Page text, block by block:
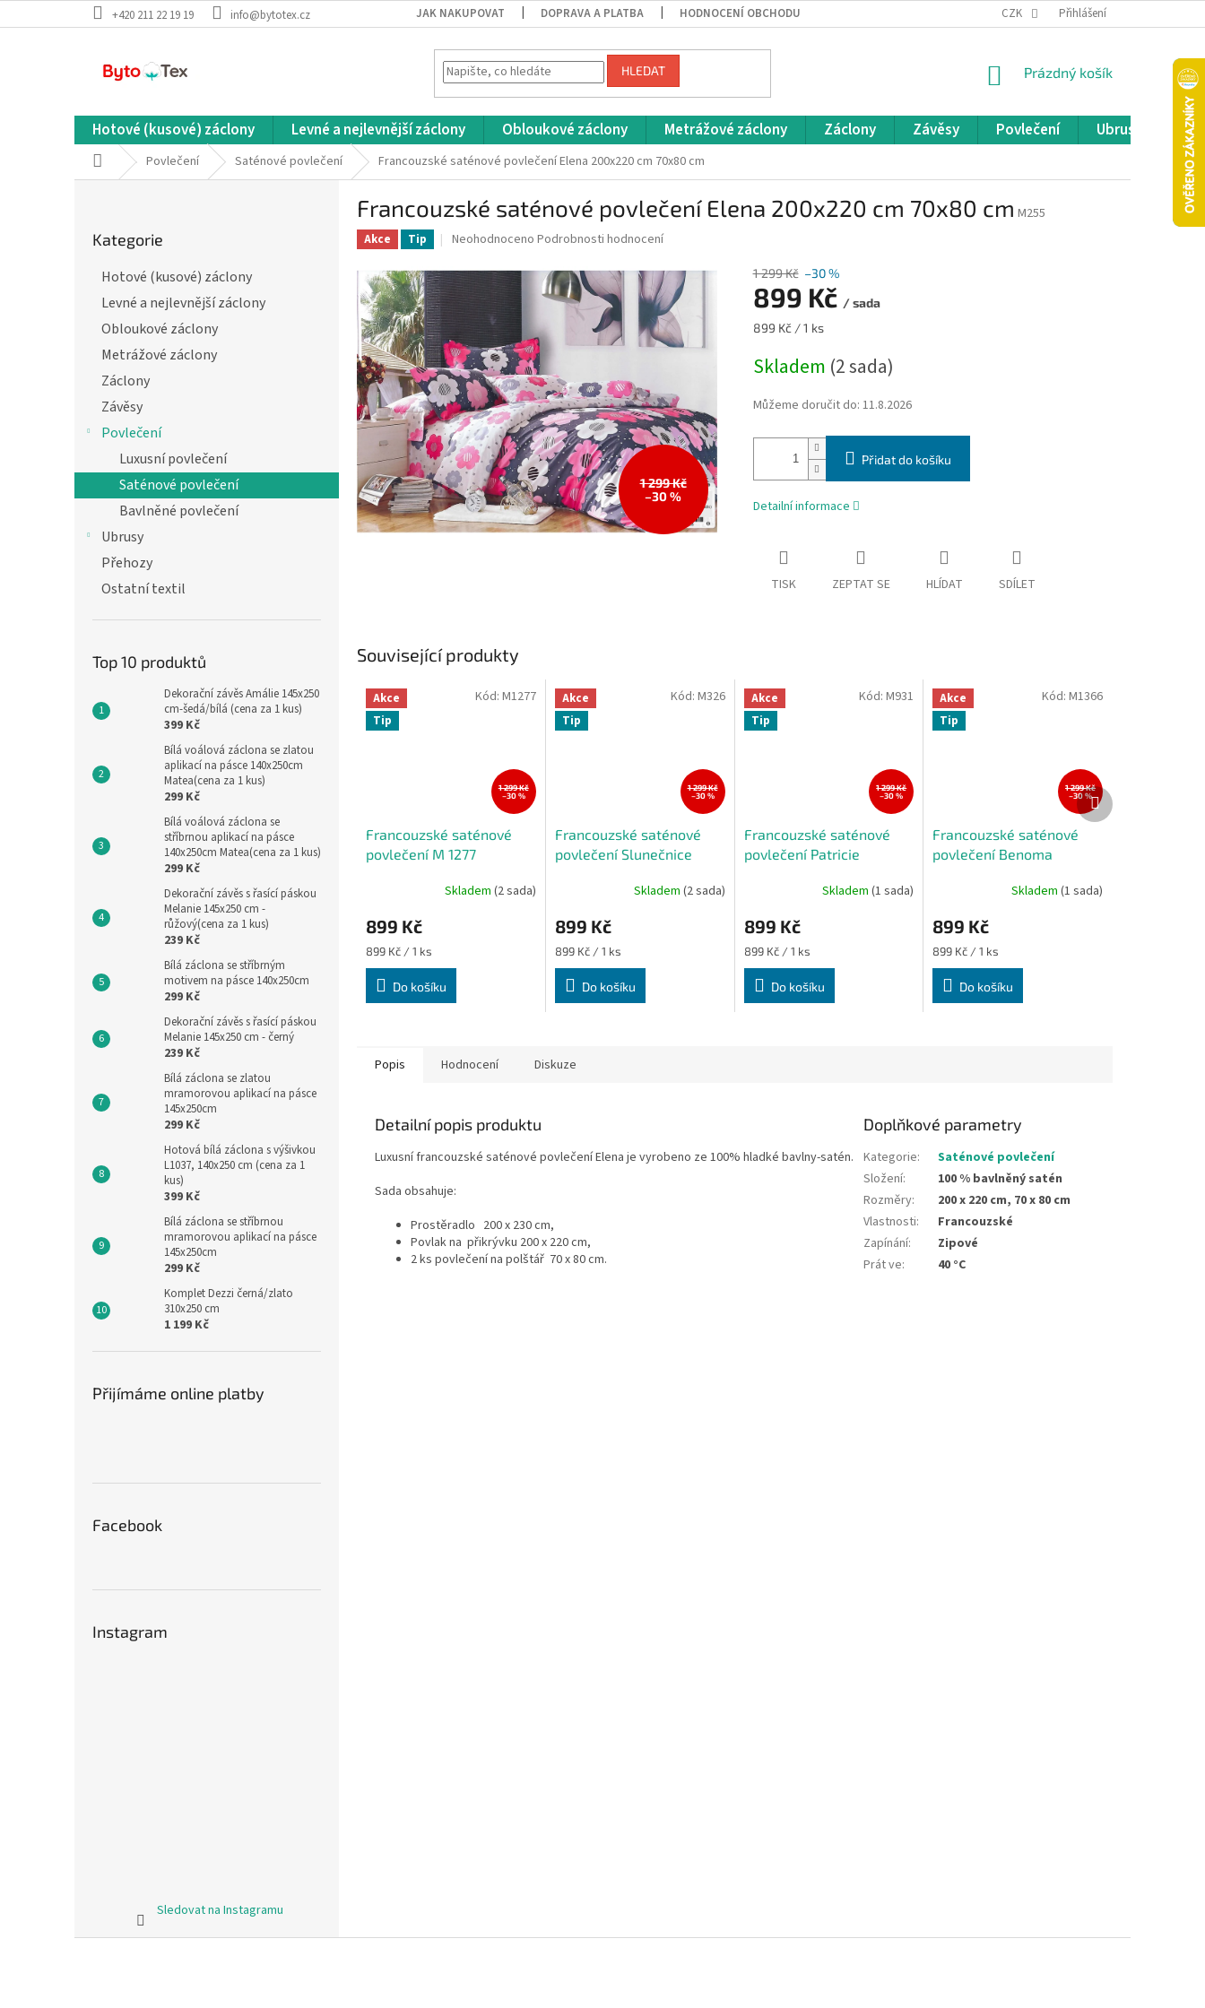
na
+420 211 22 19 19 info@bytotex.cz JAK NAKUPOVAT DOPRAVA A PLATBA HODNOCENÍ OBCHODU OBCHODNÍ PODMÍNKY
CZK Přihlášení
HLEDAT
NÁKUPNÍ
Prázdný košík
Hotové (kusové) záclony Levné a nejlevnější záclony Obloukové záclony Metrážové záclony Záclony Závěsy Povlečení Ubrusy
Domů Povlečení Saténové povlečení Francouzské saténové povlečení Elena 200x220 cm 70x80 cm
kategorie
Kategorie
Hotové (kusové) záclony
Levné a nejlevnější záclony
Obloukové záclony
Metrážové záclony
Záclony
Závěsy
Povlečení
Luxusní povlečení
Saténové povlečení
Bavlněné povlečení
Ubrusy
Přehozy
Ostatní textil
Top 10 produktů
Dekorační závěs Amálie 145x250
cm-šedá/bílá (cena za 1 kus)
399 Kč
Bílá voálová záclona se zlatou
aplikací na pásce 140x250cm
Matea(cena za 1 kus)
299 Kč
Bílá voálová záclona se
stříbrnou aplikací na pásce
140x250cm Matea(cena za 1 kus)
299 Kč
Dekorační závěs s řasící páskou
Melanie 145x250 cm -
růžový(cena za 1 kus)
239 Kč
Bílá záclona se stříbrným
motivem na pásce 140x250cm
299 Kč
Dekorační závěs s řasící páskou
Melanie 145x250 cm - černý
239 Kč
Bílá záclona se zlatou
mramorovou aplikací na pásce
145x250cm
299 Kč
Hotová bílá záclona s výšivkou
L1037, 140x250 cm (cena za 1
kus)
399 Kč
Bílá záclona se stříbrnou
mramorovou aplikací na pásce
145x250cm
299 Kč
Komplet Dezzi černá/zlato
310x250 cm
1 199 Kč
Přijímáme online platby
Facebook
Instagram
Sledovat na Instagramu
Francouzské saténové povlečení Elena 200x220 cm 70x80 cm M255
Akce Tip
Průměrné
produktu
je
5
hvězdiček.
Neohodnoceno Podrobnosti hodnocení
1 299 Kč
–30 %
1 299 Kč –30 %
899 Kč / sada
Měrná
899 Kč / 1 ks
Skladem (2 sada)
Můžeme doručit do: 11.8.2026
Přidat do košíku
Detailní informace
TISK ZEPTAT SE HLÍDAT SDÍLET
Související produkty
Akce
Tip
1 299 Kč
–30 %
Francouzské saténové
povlečení M 1277
Skladem (2 sada)
899 Kč
Měrná
cena:
899 Kč / 1 ks
Do košíku
Kód: M1277
Akce
Tip
1 299 Kč
–30 %
Francouzské saténové
povlečení Slunečnice
Skladem (2 sada)
899 Kč
Měrná
cena:
899 Kč / 1 ks
Do košíku
Kód: M326
Akce
Tip
1 299 Kč
–30 %
Francouzské saténové
povlečení Patricie
Skladem(1 sada)
899 Kč
Měrná
cena:
899 Kč / 1 ks
Do košíku
Kód:M931
Akce
Tip
1 299 Kč
–30 %
Francouzské saténové
povlečení Benoma
Skladem (1 sada)
899 Kč
Měrná
cena:
899 Kč / 1 ks
Do košíku
Kód: M1366
Další
produkt
Popis Hodnocení Diskuze
Detailní popis produktu
Luxusní francouzské saténové povlečení Elena je vyrobeno ze 100% hladké bavlny-satén.
Sada obsahuje:
Prostěradlo 200 x 230 cm,
Povlak na přikrývku 200 x 220 cm,
2 ks povlečení na polštář 70 x 80 cm.
Doplňkové parametry
Kategorie:
Saténové povlečení
Složení:
100 % bavlněný satén
Rozměry:
200 x 220 cm, 70 x 80 cm
Vlastnosti:
Francouzské
Zapínání:
Zipové
Prát ve: 40 °C